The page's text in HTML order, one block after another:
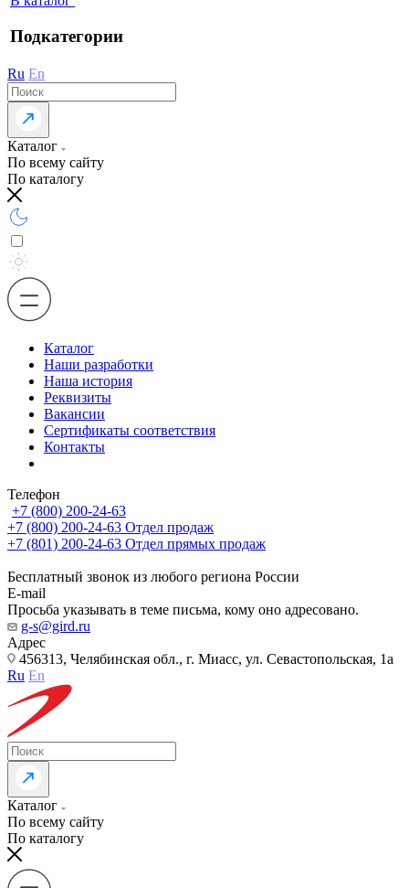
Подкатегории
Ru En
Каталог
По всему сайту
По каталогу
Каталог
Наши разработки
Наша история
Реквизиты
Вакансии
Сертификаты соответствия
Контакты
Телефон
+7 (800) 200-24-63
+7 (800) 200-24-63 Отдел продаж
+7 (801) 200-24-63 Отдел прямых продаж
Бесплатный звонок из любого региона России
E-mail
Просьба указывать в теме письма, кому оно адресовано.
g-s@gird.ru
Адрес
456313, Челябинская обл., г. Миасс, ул. Севастопольская, 1а
Ru En
Каталог
По всему сайту
По каталогу